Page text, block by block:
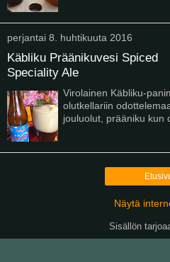
perjantai 8. huhtikuuta 2016
Käbliku Präänikuvesi Spiced
Speciality Ale
Virolainen Käbliku-
olutkellariin
jouluolut, prääniku kun
Näytä
Sisällön